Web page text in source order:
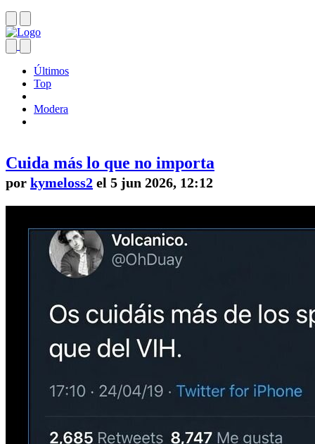
Últimos
Top
Modera
Cuida más lo que no importa
por kymeloss2 el 5 jun 2026, 12:12